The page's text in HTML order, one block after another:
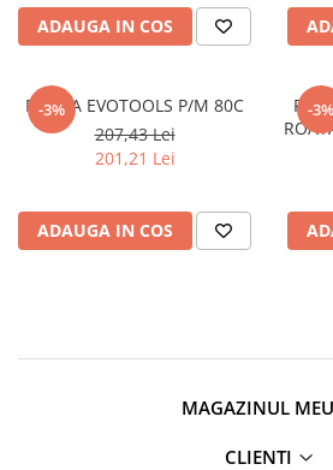
ADAUGA IN COS
-3%
ROABA EVOTOOLS P/M 80C
207,43 Lei
201,21 Lei
ADAUGA IN COS
-3%
MAGAZINUL MEU
CLIENTI